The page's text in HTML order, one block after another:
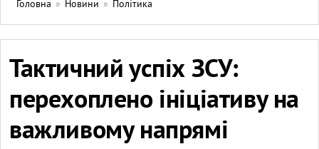
Головна » Новини » Політика
Тактичний успіх ЗСУ:
перехоплено ініціативу на
важливому напрямі